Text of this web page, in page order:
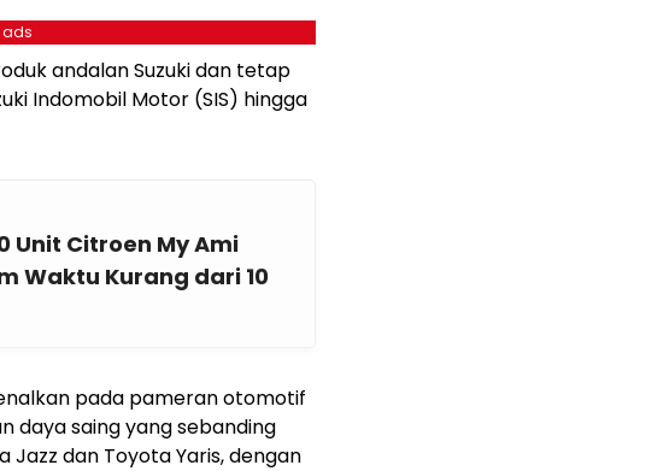
ads
andalan Suzuki dan tetap
Indomobil Motor (SIS) hingga
Unit Citroen My Ami
Waktu Kurang dari 10
pada pameran otomotif
daya saing yang sebanding
Jazz dan Toyota Yaris, dengan